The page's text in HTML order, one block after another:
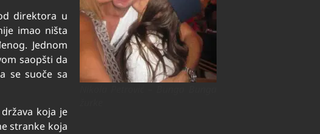
direktora u
imao ništa
Jednom
saopšti da
se suoče sa
koja je
stranke koja